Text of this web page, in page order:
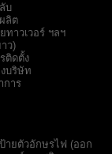
บ
ลิต
าวเวอร์ ฯลฯ
ว)
ติดตั้ง
บริษัท
การ
ป้ายตัวอักษรไฟ (ออก